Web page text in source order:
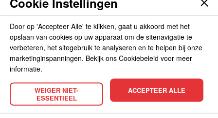
OVER DE FABRIKANT
ALLERGIEËN
OVERIGE INFORMATIE
Door op 'Accepteer Alle' te klikken, gaat u akkoord met het
opslaan van cookies op uw apparaat om de sitenavigatie te
verbeteren, het sitegebruik te analyseren en te helpen bij onze
marketinginspanningen. Bekijk ons Cookiebeleid voor meer
informatie.
WEIGER NIET-
ESSENTIEEL
ACCEPTEER ALLE